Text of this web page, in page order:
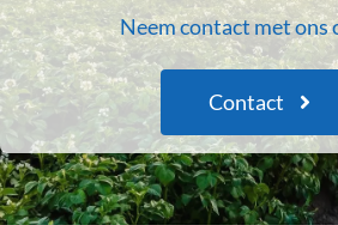
Neem contact met ons
Contact